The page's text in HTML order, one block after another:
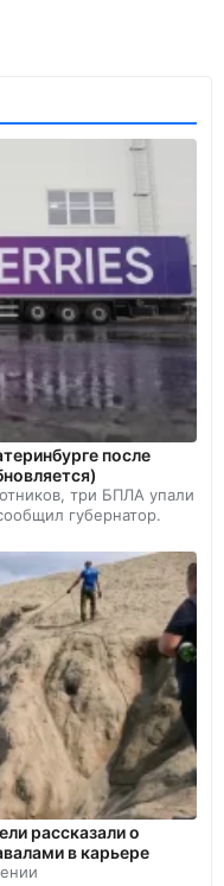
после
три БПЛА упали
губернатор.
рассказали о
в карьере